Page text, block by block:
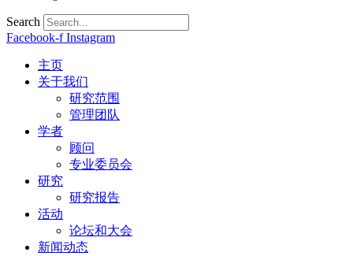
Search
Facebook-f Instagram
主页
关于我们
研究范围
管理团队
学者
顾问
专业委员会
研究
研究报告
活动
论坛和大会
新闻动态